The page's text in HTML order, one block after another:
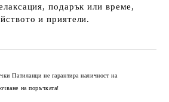
подарък или време,
и приятели.
Патиланци не гарантира наличност на
на поръчката!